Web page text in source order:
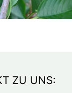
ZU UNS: